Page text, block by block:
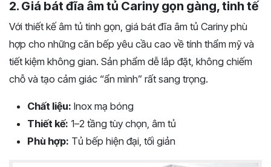
2. Giá bát đĩa âm tủ Cariny gọn gàng, tinh tế
Với thiết kế âm tủ tinh gọn, giá bát đĩa âm tủ Cariny phù
hợp cho những căn bếp yêu cầu cao về tính thẩm mỹ và
tiết kiệm không gian. Sản phẩm dễ lắp đặt, không chiếm
chỗ và tạo cảm giác “ẩn mình” rất sang trọng.
Chất liệu: Inox mạ bóng
Thiết kế: 1–2 tầng tùy chọn, âm tủ
Phù hợp: Tủ bếp hiện đại, tối giản